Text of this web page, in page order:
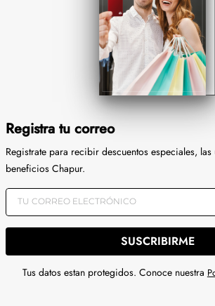
Registra tu correo
Registrate para recibir descuentos especiales, las
beneficios Chapur.
SUSCRIBIRME
Tus datos estan protegidos. Conoce nuestra